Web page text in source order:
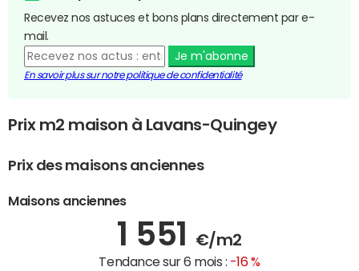
Recevez nos astuces et bons plans directement par e-
mail.
Je m'abonne
En savoir plus sur notre politique de confidentialité
Prix m2 maison à Lavans-Quingey
Prix des maisons anciennes
Maisons anciennes
1 551 €/m2
Tendance sur 6 mois : -16 %